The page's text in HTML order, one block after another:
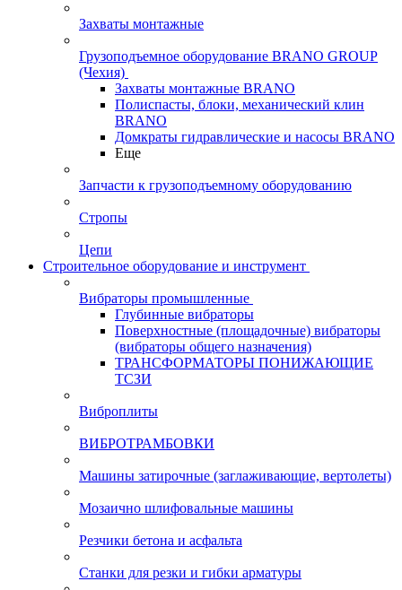
Захваты монтажные
Грузоподъемное оборудование BRANO GROUP
(Чехия)
Захваты монтажные BRANO
Полиспасты, блоки, механический клин
BRANO
Домкраты гидравлические и насосы BRANO
Еще
Запчасти к грузоподъемному оборудованию
Стропы
Цепи
Строительное оборудование и инструмент
Вибраторы промышленные
Глубинные вибраторы
Поверхностные (площадочные) вибраторы
(вибраторы общего назначения)
ТРАНСФОРМАТОРЫ ПОНИЖАЮЩИЕ
ТСЗИ
Виброплиты
ВИБРОТРАМБОВКИ
Машины затирочные (заглаживающие, вертолеты)
Мозаично шлифовальные машины
Резчики бетона и асфальта
Станки для резки и гибки арматуры